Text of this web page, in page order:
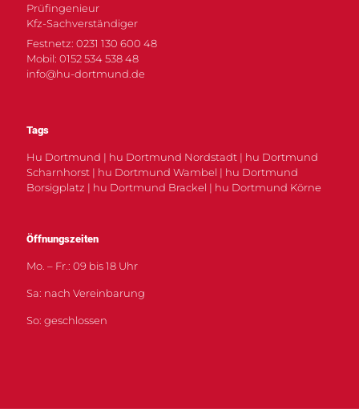
Prüfingenieur
Kfz-Sachverständiger
Festnetz: 0231 130 600 48
Mobil: 0152 534 538 48
info@hu-dortmund.de
Tags
Hu Dortmund | hu Dortmund Nordstadt | hu Dortmund
Scharnhorst | hu Dortmund Wambel | hu Dortmund
Borsigplatz | hu Dortmund Brackel | hu Dortmund Körne
Öffnungszeiten
Mo. – Fr.: 09 bis 18 Uhr
Sa: nach Vereinbarung
So: geschlossen